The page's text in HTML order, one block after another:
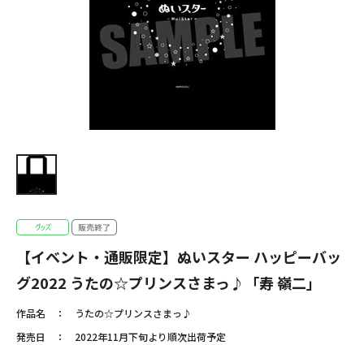
【イベント・通販限定】ぬいスター ハッピーバッ
グ2022 うたの☆プリンスさまっ♪「寿 嶺二」
作品名
うたの☆プリンスさまっ♪
発売日
2022年11月下旬より順次出荷予定